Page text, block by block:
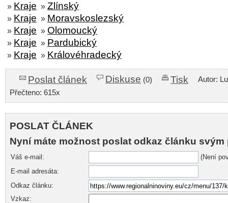
» Kraje » Zlínský
» Kraje » Moravskoslezský
» Kraje » Olomoucký
» Kraje » Pardubický
» Kraje » Královéhradecký
Poslat článek Diskuse (0) Tisk
Autor:
Přečteno: 615x
POSLAT ČLÁNEK
Nyní máte možnost poslat odkaz článku svým
Váš e-mail:
(Není
E-mail adresáta:
Odkaz článku:
Vzkaz: